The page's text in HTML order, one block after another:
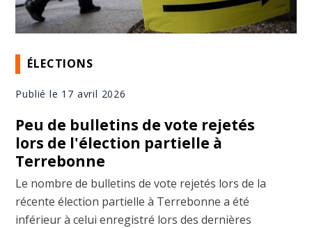
ÉLECTIONS
Publié le 17 avril 2026
Peu de bulletins de vote rejetés
lors de l'élection partielle à
Terrebonne
Le nombre de bulletins de vote rejetés lors de la
récente élection partielle à Terrebonne a été
inférieur à celui enregistré lors des dernières